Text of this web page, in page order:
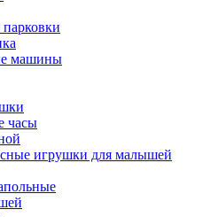
машины
часы
игрушки для малышей